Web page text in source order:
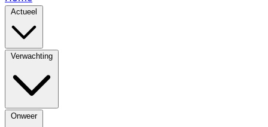
Actueel
Verwachting
Onweer